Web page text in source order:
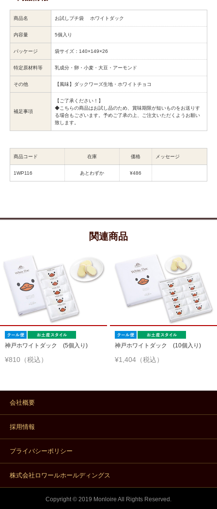
商品名 お試しプチ袋 ホワイトダック
内容量 5個入り
パッケージ 袋サイズ：140×149×26
特定原材料等 乳成分・卵・小麦・大豆・アーモンド
その他 【風味】ダックワーズ生地・ホワイトチョコ
補足事項
【ご了承ください！】
◆こちらの商品はお試し品のため、賞味期限が短いものをお送りす
る場合もございます。予めご了承の上、ご注文いただくようお願い
致します。
商品コード 在庫 価格 メッセージ
1WP116 あとわずか ¥486
関連商品
神戸ホワイトダック (5個入り)
¥810（税込）
神戸ホワイトダック (10個入り)
¥1,404（税込）
会社概要
採用情報
プライバシーポリシー
株式会社ロワールホールディングス
Copyright © 2019 Monloire All Rights Reserved.